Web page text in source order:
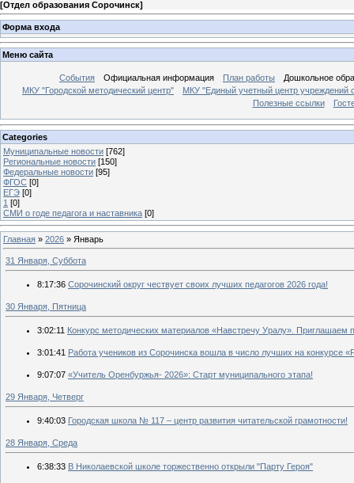
[Отдел образования Сорочинск]
Форма входа
Меню сайта
События Официальная информация План работы
Дошкольное
МКУ "Городской методический центр"
МКУ "Единый учетный центр учреждений
Полезные ссылки
Categories
Муниципальные новости [762]
Региональные новости [150]
Федеральные новости [95]
ФГОС [0]
ЕГЭ [0]
1 [0]
СМИ о годе педагога и наставника [0]
Главная » 2026 » Январь
31 Января, Суббота
8:17:36 Сорочинский округ чествует своих лучших педагогов 2026 года!
30 Января, Пятница
3:02:11 Конкурс методических материалов «Навстречу Уралу». Приглашаем
3:01:41 Работа учеников из Сорочинска вошла в число лучших на конкурсе
9:07:07 «Учитель Оренбуржья- 2026»: Старт муниципального этапа!
29 Января, Четверг
9:40:03 Городская школа № 117 – центр развития читательской грамотности!
28 Января, Среда
6:38:33 В Николаевской школе торжественно открыли "Парту Героя"